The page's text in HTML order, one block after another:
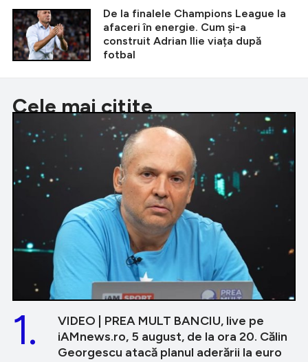
De la finalele Champions League la
afaceri în energie. Cum și-a
construit Adrian Ilie viața după
fotbal
Cele mai citite
VIDEO | PREA MULT BANCIU, live pe
iAMnews.ro, 5 august, de la ora 20. Călin
Georgescu atacă planul aderării la euro
1.